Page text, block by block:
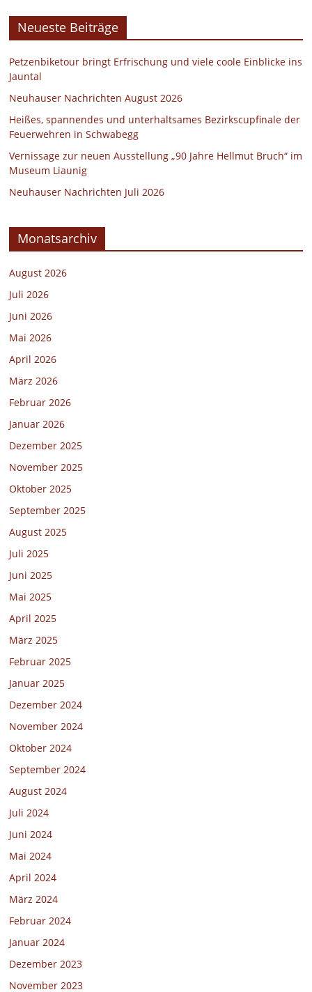
Neueste Beiträge
Petzenbiketour bringt Erfrischung und viele coole Einblicke ins
Jauntal
Neuhauser Nachrichten August 2026
Heißes, spannendes und unterhaltsames Bezirkscupfinale der
Feuerwehren in Schwabegg
Vernissage zur neuen Ausstellung „90 Jahre Hellmut Bruch“ im
Museum Liaunig
Neuhauser Nachrichten Juli 2026
Monatsarchiv
August 2026
Juli 2026
Juni 2026
Mai 2026
April 2026
März 2026
Februar 2026
Januar 2026
Dezember 2025
November 2025
Oktober 2025
September 2025
August 2025
Juli 2025
Juni 2025
Mai 2025
April 2025
März 2025
Februar 2025
Januar 2025
Dezember 2024
November 2024
Oktober 2024
September 2024
August 2024
Juli 2024
Juni 2024
Mai 2024
April 2024
März 2024
Februar 2024
Januar 2024
Dezember 2023
November 2023